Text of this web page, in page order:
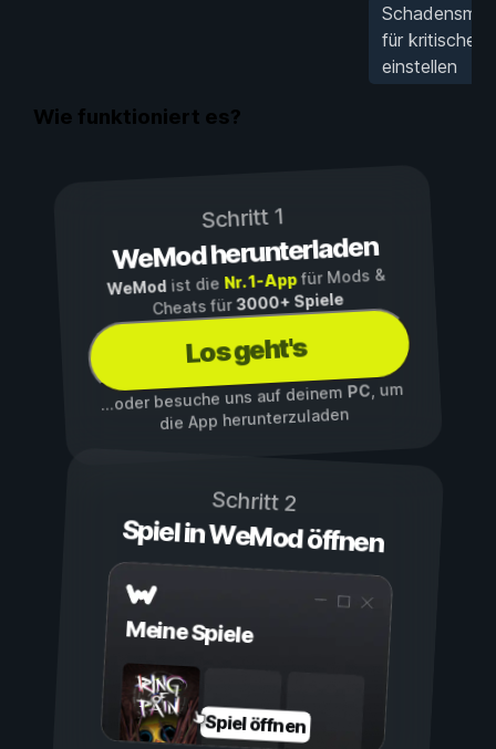
für kritische
einstellen
Wie funktioniert es?
Schritt 1
WeMod herunterladen
WeMod ist die Nr. 1-Appfür Mods &
Cheats für3000+ Spiele
Los geht's
...oder besuche uns auf deinemPC, um
die App herunterzuladen
Schritt 2
Spiel in WeMod öffnen
Meine Spiele
Spiel öffnen